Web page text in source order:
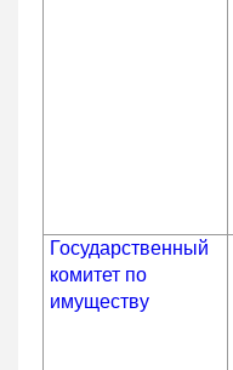
Государственный
комитет по
имуществу